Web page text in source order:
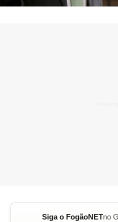
Siga o FogãoNETno